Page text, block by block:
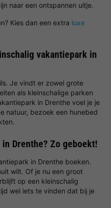
naar een ontspannen uitje.
Kies dan een extra luxe
vakantiepark in
Je vindt er zowel grote
als kleinschalige parken
in Drenthe voel je je
natuur, bezoek een hunebed
Drenthe? Zo geboekt!
in Drenthe boeken.
wilt. Of je nu een groot
op een kleinschalig
wel iets te vinden dat bij je